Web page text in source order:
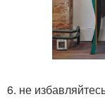
6. не